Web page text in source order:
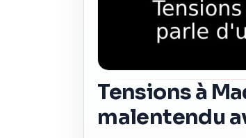
Tensions à
malentendu